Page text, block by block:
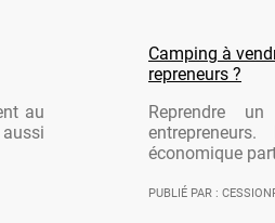
au
Camping à
repreneurs ?
Reprendre
économique
PUBLIÉ PAR :